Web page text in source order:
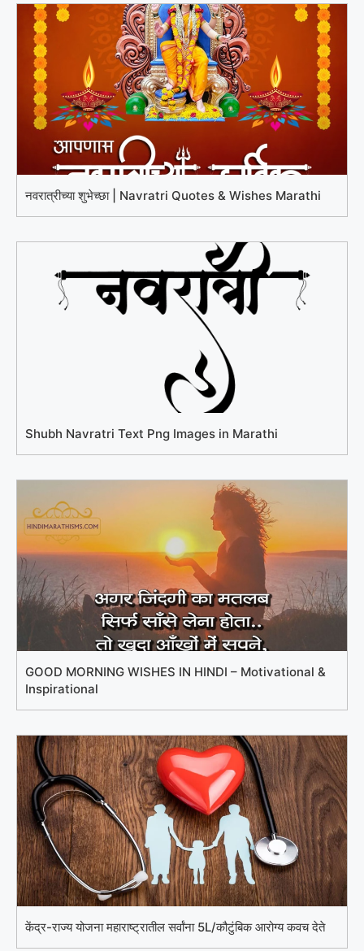
नवरात्रीच्या शुभेच्छा | Navratri Quotes & Wishes Marathi
Shubh Navratri Text Png Images in Marathi
GOOD MORNING WISHES IN HINDI – Motivational &
Inspirational
केंद्र-राज्य योजना महाराष्ट्रातील सर्वांना 5L/कौटुंबिक आरोग्य कवच देते